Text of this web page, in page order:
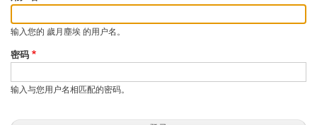
输入您的 歲月塵埃 的用户名。
密码
输入与您用户名相匹配的密码。